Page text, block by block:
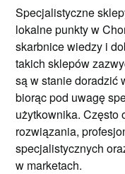
Specjalistyczne
lokalne punkty w
skarbnice wiedzy i
takich sklepów
są w stanie doradzić
biorąc pod uwagę
użytkownika. Często
rozwiązania,
specjalistycznych
w marketach.